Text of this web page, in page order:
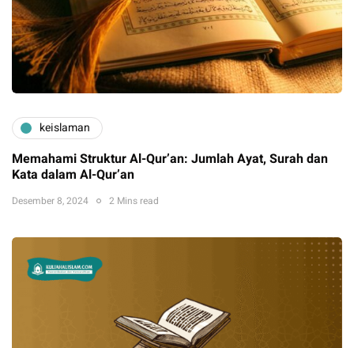
keislaman
Memahami Struktur Al-Qur’an: Jumlah Ayat, Surah dan
Kata dalam Al-Qur’an
Desember 8, 2024 2 Mins read